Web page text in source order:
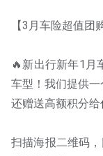
【3月车险超值团
🔥新出行新年1月
车型！我们提供
还赠送高额积分给
扫描海报二维码